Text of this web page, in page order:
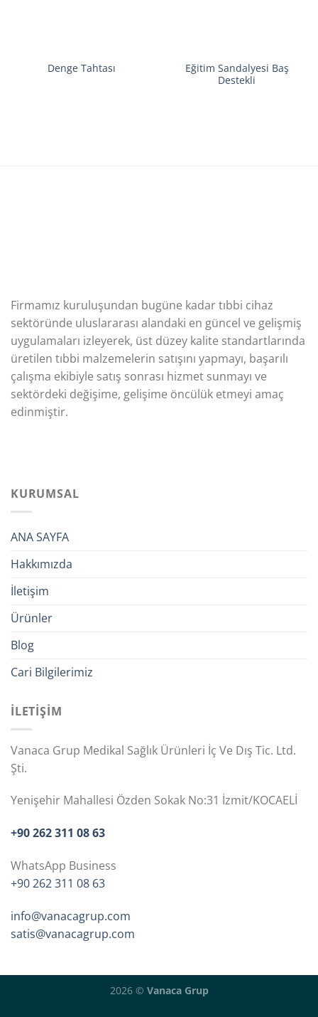
Denge Tahtası
Eğitim Sandalyesi Baş
Destekli
Firmamız kuruluşundan bugüne kadar tıbbi cihaz
sektöründe uluslararası alandaki en güncel ve gelişmiş
uygulamaları izleyerek, üst düzey kalite standartlarında
üretilen tıbbi malzemelerin satışını yapmayı, başarılı
çalışma ekibiyle satış sonrası hizmet sunmayı ve
sektördeki değişime, gelişime öncülük etmeyi amaç
edinmiştir.
KURUMSAL
ANA SAYFA
Hakkımızda
İletişim
Ürünler
Blog
Cari Bilgilerimiz
İLETİŞİM
Vanaca Grup Medikal Sağlık Ürünleri İç Ve Dış Tic. Ltd.
Şti.
Yenişehir Mahallesi Özden Sokak No:31 İzmit/KOCAELİ
+90 262 311 08 63
WhatsApp Business
+90 262 311 08 63
info@vanacagrup.com
satis@vanacagrup.com
2026 © Vanaca Grup